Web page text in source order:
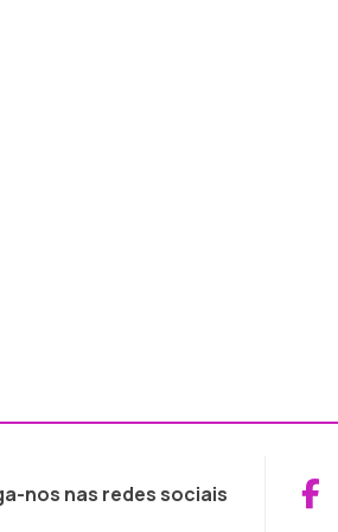
nos nas redes sociais